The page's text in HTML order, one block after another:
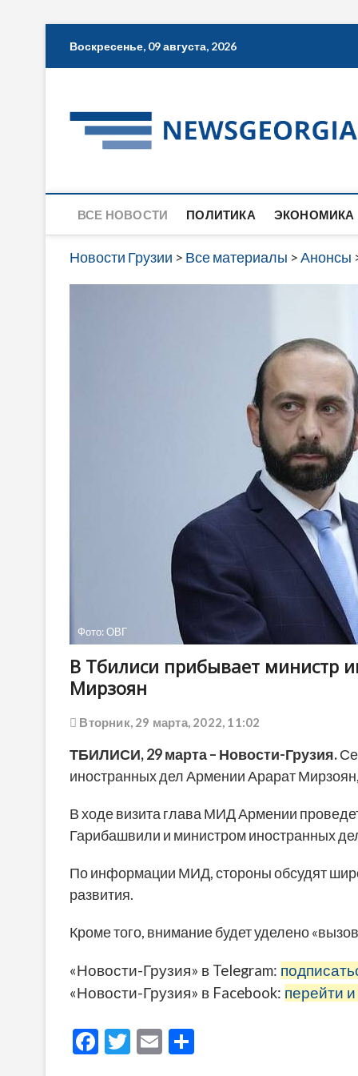
Воскресенье, 09 августа, 2026
ВСЕ НОВОСТИ ПОЛИТИКА ЭКОНОМИКА
Новости Грузии > Все материалы >Анонсы
Фото: ОВГ
В Тбилиси прибывает министр
Мирзоян
Вторник, 29 марта, 2022, 11:02
ТБИЛИСИ, 29 марта – Новости-Грузия.
иностранных дел Армении Арарат
В ходе визита глава МИД Армении
Гарибашвили и министром иностранных
По информации МИД, стороны обсудят
развития.
Кроме того, внимание будет уделено
«Новости-Грузия» в Telegram:
«Новости-Грузия» в Facebook: перейти и
F
T
E